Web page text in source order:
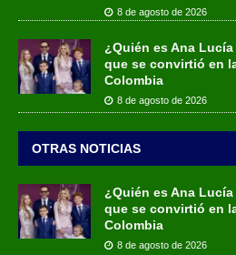
8 de agosto de 2026
¿Quién es Ana
que se convirtió en
Colombia
8 de agosto de 2026
OTRAS NOTICIAS
¿Quién es Ana
que se convirtió en
Colombia
8 de agosto de 2026